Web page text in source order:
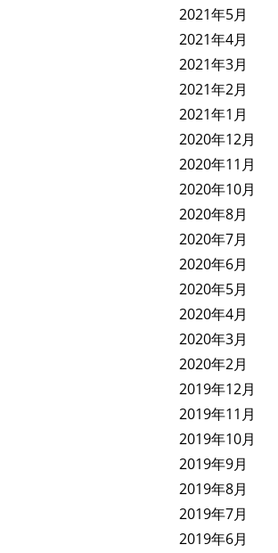
2021年5月
2021年4月
2021年3月
2021年2月
2021年1月
2020年12月
2020年11月
2020年10月
2020年8月
2020年7月
2020年6月
2020年5月
2020年4月
2020年3月
2020年2月
2019年12月
2019年11月
2019年10月
2019年9月
2019年8月
2019年7月
2019年6月